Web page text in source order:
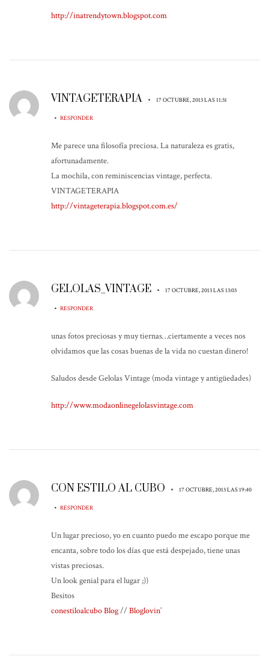
http://inatrendytown.blogspot.com
VINTAGETERAPIA • 17 OCTUBRE, 2013 LAS 11:31
• RESPONDER
Me parece una filosofía preciosa. La naturaleza es gratis,
afortunadamente.
La mochila, con reminiscencias vintage, perfecta.
VINTAGETERAPIA
http://vintageterapia.blogspot.com.es/
GELOLAS_VINTAGE • 17 OCTUBRE, 2013 LAS 13:03
• RESPONDER
unas fotos preciosas y muy tiernas…ciertamente a veces nos
olvidamos que las cosas buenas de la vida no cuestan dinero!
Saludos desde Gelolas Vintage (moda vintage y antigüedades)
http://www.modaonlinegelolasvintage.com
CON ESTILO AL CUBO • 17 OCTUBRE, 2013 LAS 19:40
• RESPONDER
Un lugar precioso, yo en cuanto puedo me escapo porque me
encanta, sobre todo los días que está despejado, tiene unas
vistas preciosas.
Un look genial para el lugar ;))
Besitos
conestiloalcubo Blog// Bloglovin’